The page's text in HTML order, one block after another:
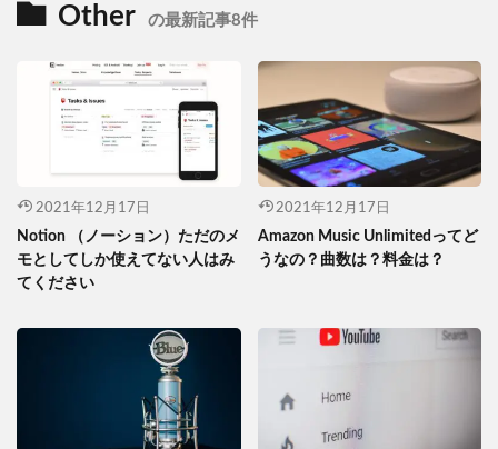
Other の最新記事8件
2021年12月17日
Notion （ノーション）ただのメ
モとしてしか使えてない人はみ
てください
2021年12月17日
Amazon Music Unlimitedってど
うなの？曲数は？料金は？